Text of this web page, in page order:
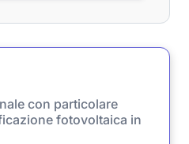
con particolare
fotovoltaica in